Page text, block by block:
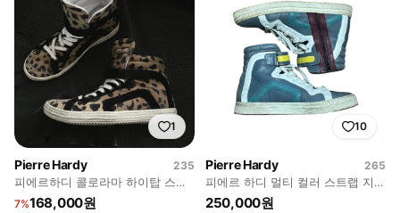
1
Pierre Hardy
235
피에르하디 콜로라마 하이탑 스니
커즈
7%168,000원
10
Pierre Hardy
265
피에르 하디 멀티 컬러 스트랩 지퍼
하이탑
250,000원